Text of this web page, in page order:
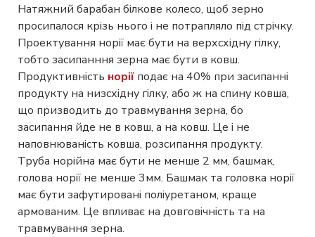
Натяжний барабан білкове колесо, щоб зерно
просипалося крізь нього і не потрапляло під стрічку.
Проектування норії має бути на верхсхідну гілку,
тобто засипанння зерна має бути в ковш.
Продуктивність норії подає на 40% при засипанні
продукту на низсхідну гілку, або ж на спину ковша,
що призводить до травмування зерна, бо
засипання йде не в ковш, а на ковш. Це і не
наповнюваність ковша, розсипання продукту.
Труба норійна має бути не менше 2 мм, башмак,
голова норії не менше 3мм. Башмак та головка норії
має бути зафутировані поліуретаном, краще
армованим. Це впливає на довговічність та на
травмування зерна.